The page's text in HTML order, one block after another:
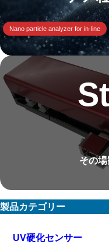
Nano particle analyzer for in-line
その
製品カテゴリー
UV硬化センサー